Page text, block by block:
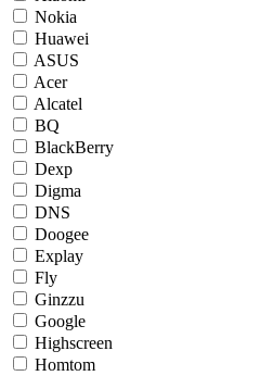
Nokia
Huawei
ASUS
Acer
Alcatel
BQ
BlackBerry
Dexp
Digma
DNS
Doogee
Explay
Fly
Ginzzu
Google
Highscreen
Homtom